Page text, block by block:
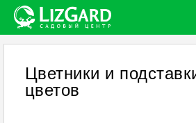
Цветники и
цветов